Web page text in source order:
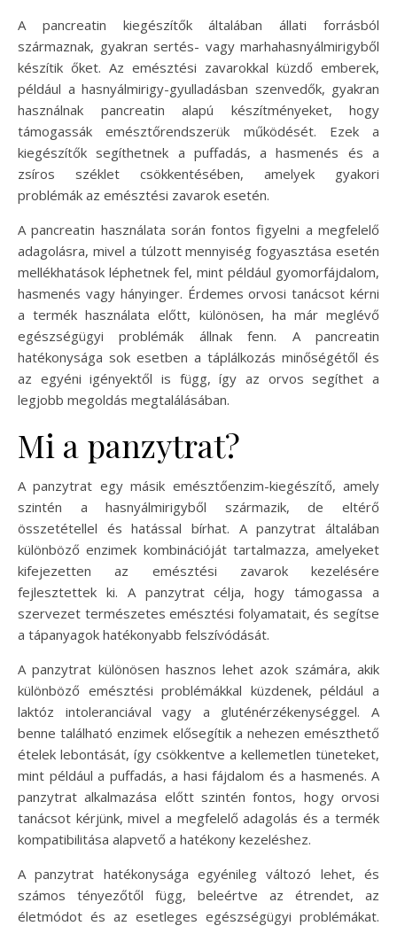
A pancreatin kiegészítők általában állati forrásból
származnak, gyakran sertés- vagy marhahasnyálmirigyből
készítik őket. Az emésztési zavarokkal küzdő emberek,
például a hasnyálmirigy-gyulladásban szenvedők, gyakran
használnak pancreatin alapú készítményeket, hogy
támogassák emésztőrendszerük működését. Ezek a
kiegészítők segíthetnek a puffadás, a hasmenés és a
zsíros széklet csökkentésében, amelyek gyakori
problémák az emésztési zavarok esetén.
A pancreatin használata során fontos figyelni a megfelelő
adagolásra, mivel a túlzott mennyiség fogyasztása esetén
mellékhatások léphetnek fel, mint például gyomorfájdalom,
hasmenés vagy hányinger. Érdemes orvosi tanácsot kérni
a termék használata előtt, különösen, ha már meglévő
egészségügyi problémák állnak fenn. A pancreatin
hatékonysága sok esetben a táplálkozás minőségétől és
az egyéni igényektől is függ, így az orvos segíthet a
legjobb megoldás megtalálásában.
Mi a panzytrat?
A panzytrat egy másik emésztőenzim-kiegészítő, amely
szintén a hasnyálmirigyből származik, de eltérő
összetétellel és hatással bírhat. A panzytrat általában
különböző enzimek kombinációját tartalmazza, amelyeket
kifejezetten az emésztési zavarok kezelésére
fejlesztettek ki. A panzytrat célja, hogy támogassa a
szervezet természetes emésztési folyamatait, és segítse
a tápanyagok hatékonyabb felszívódását.
A panzytrat különösen hasznos lehet azok számára, akik
különböző emésztési problémákkal küzdenek, például a
laktóz intoleranciával vagy a gluténérzékenységgel. A
benne található enzimek elősegítik a nehezen emészthető
ételek lebontását, így csökkentve a kellemetlen tüneteket,
mint például a puffadás, a hasi fájdalom és a hasmenés. A
panzytrat alkalmazása előtt szintén fontos, hogy orvosi
tanácsot kérjünk, mivel a megfelelő adagolás és a termék
kompatibilitása alapvető a hatékony kezeléshez.
A panzytrat hatékonysága egyénileg változó lehet, és
számos tényezőtől függ, beleértve az étrendet, az
életmódot és az esetleges egészségügyi problémákat.